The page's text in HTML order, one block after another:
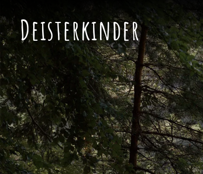
Skip to main content
Deisterkinder